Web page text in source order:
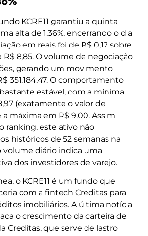
KCRE11 garantiu a quinta
alta de 1,36%, encerrando o dia
em reais foi de R$ 0,12 sobre
R$ 8,85. O volume de negociação
gerando um movimento
351.184,47. O comportamento
estável, com a mínima
(exatamente o valor de
máxima em R$ 9,00. Assim
ranking, este ativo não
históricos de 52 semanas na
volume diário indica uma
dos investidores de varejo.
o KCRE11 é um fundo que
com a fintech Creditas para
imobiliários. A última notícia
o crescimento da carteira de
Creditas, que serve de lastro